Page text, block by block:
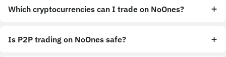
Which cryptocurrencies can I trade on NoOnes?
Is P2P trading on NoOnes safe?